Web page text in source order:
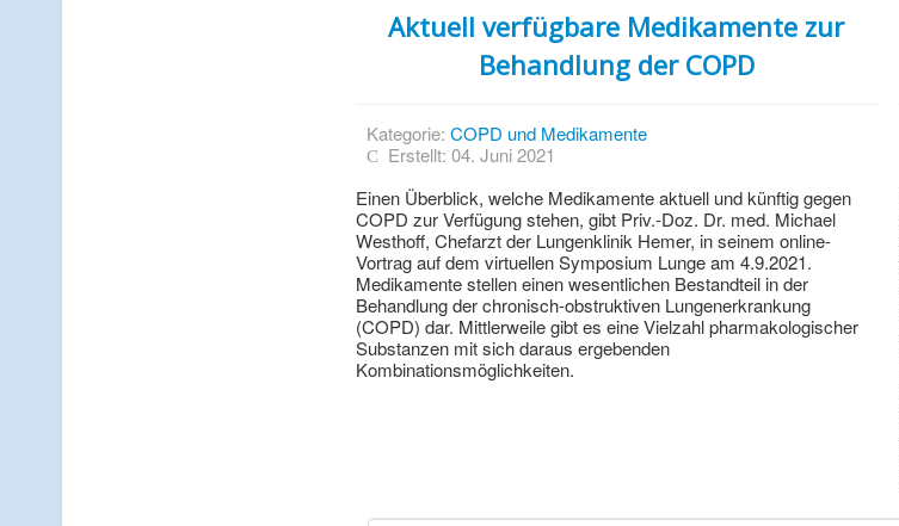
Aktuell verfügbare Medikamente zur
Behandlung der COPD
Kategorie: COPD und Medikamente
Erstellt: 04. Juni 2021
Einen Überblick, welche Medikamente aktuell und künftig gegen
COPD zur Verfügung stehen, gibt Priv.-Doz. Dr. med. Michael
Westhoff, Chefarzt der Lungenklinik Hemer, in seinem online-
Vortrag auf dem virtuellen Symposium Lunge am 4.9.2021.
Medikamente stellen einen wesentlichen Bestandteil in der
Behandlung der chronisch-obstruktiven Lungenerkrankung
(COPD) dar. Mittlerweile gibt es eine Vielzahl pharmakologischer
Substanzen mit sich daraus ergebenden
Kombinationsmöglichkeiten.